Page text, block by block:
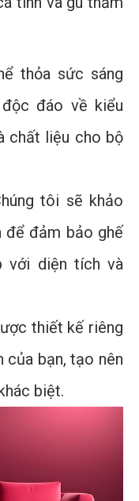
thỏa sức sáng
đáo về kiểu
chất liệu cho bộ
tôi sẽ khảo
để đảm bảo ghế
với diện tích và
thiết kế riêng
của bạn, tạo nên
biệt.